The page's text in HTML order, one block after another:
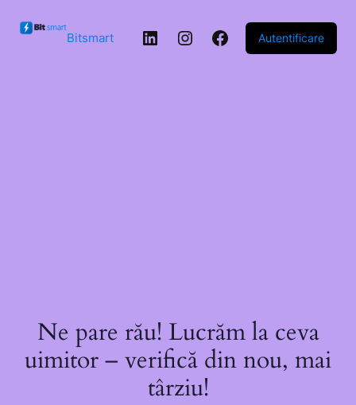
conținut
Bitsmart LinkedInInstagram
Facebook
Autentificare
Ne pare rău! Lucrăm la ceva
uimitor – verifică din nou, mai
târziu!